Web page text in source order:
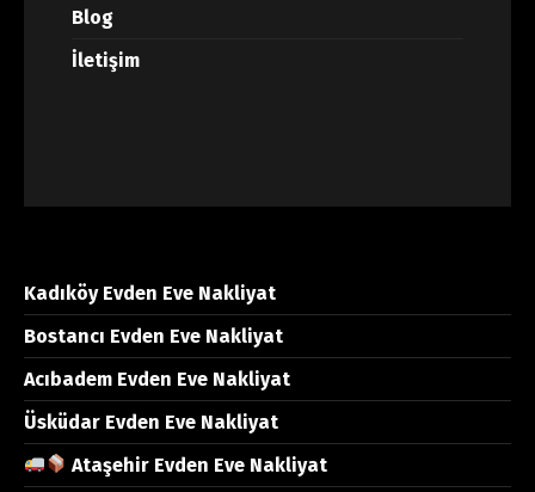
Blog
İletişim
Kadıköy Evden Eve Nakliyat
Bostancı Evden Eve Nakliyat
Acıbadem Evden Eve Nakliyat
Üsküdar Evden Eve Nakliyat
Ataşehir Evden Eve Nakliyat